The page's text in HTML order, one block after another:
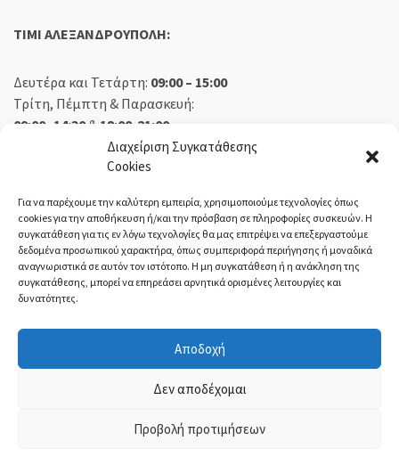
Διαχείριση Συγκατάθεσης
Cookies
Για να παρέχουμε την καλύτερη εμπειρία, χρησιμοποιούμε τεχνολογίες όπως
cookies για την αποθήκευση ή/και την πρόσβαση σε πληροφορίες συσκευών. Η
συγκατάθεση για τις εν λόγω τεχνολογίες θα μας επιτρέψει να επεξεργαστούμε
δεδομένα προσωπικού χαρακτήρα, όπως συμπεριφορά περιήγησης ή μοναδικά
αναγνωριστικά σε αυτόν τον ιστότοπο. Η μη συγκατάθεση ή η ανάκληση της
συγκατάθεσης, μπορεί να επηρεάσει αρνητικά ορισμένες λειτουργίες και
δυνατότητες.
Αποδοχή
Δεν αποδέχομαι
Προβολή προτιμήσεων
TIMI ΑΛΕΞΑΝΔΡΟΥΠΟΛΗ:
Δευτέρα και Τετάρτη: 09:00 – 15:00
Τρίτη, Πέμπτη & Παρασκευή:
09:00 -14:30 & 18:00-21:00
09:00 – 14:30
Κλειστά
ΕΚΘΕΣΗ ΟΡΕΣΤΙΑΔΑ:
Τρίτη, Πέμπτη, Παρασκευή:08:30 – 14:00 & 18:00 – 21:00